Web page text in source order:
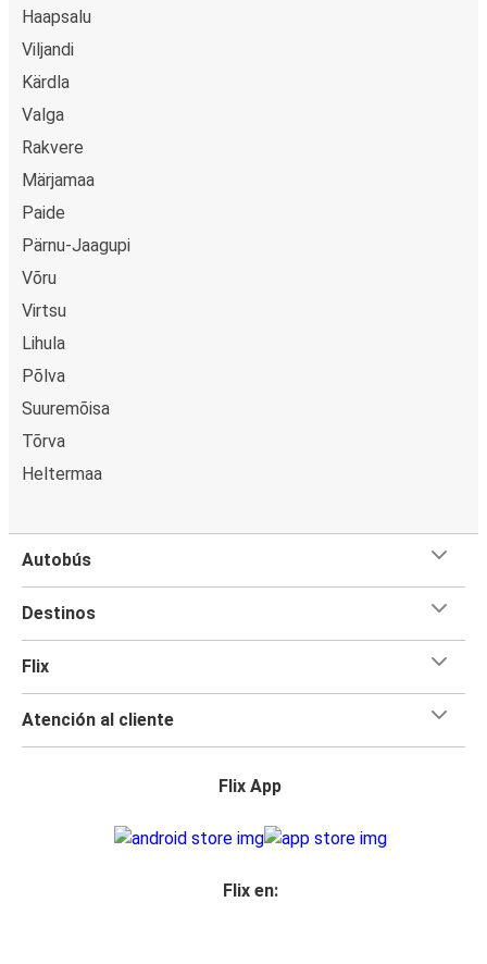
Haapsalu
Viljandi
Kärdla
Valga
Rakvere
Märjamaa
Paide
Pärnu-Jaagupi
Võru
Virtsu
Lihula
Põlva
Suuremõisa
Tõrva
Heltermaa
Autobús
Destinos
Flix
Atención al cliente
Flix App
Flix en: